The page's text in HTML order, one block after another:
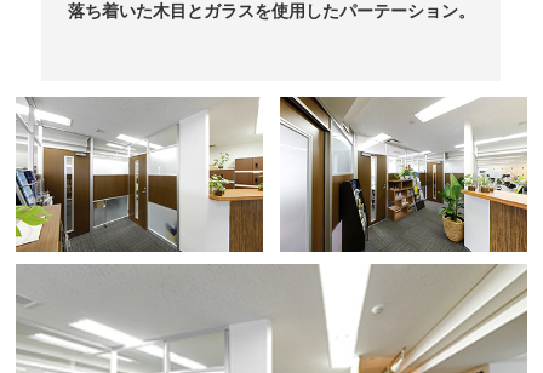
落ち着いた木目とガラスを使用したパーテーション。